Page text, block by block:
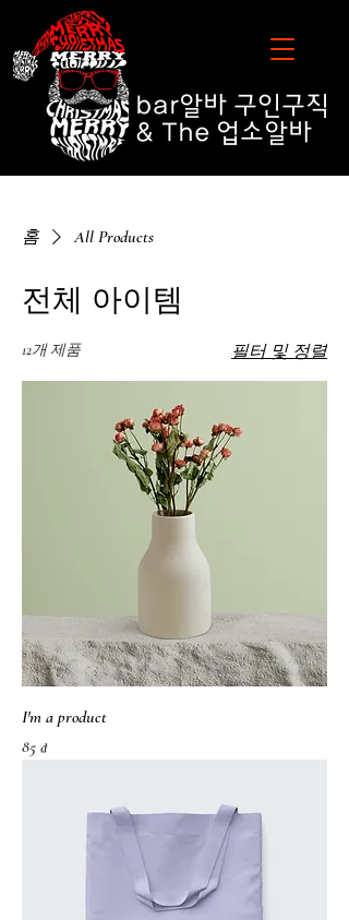
bar알바 구인구직
& The 업소알바
홈 All Products
전체 아이템
12개 제품 필터 및 정렬
I'm a product
가격
85 ₫